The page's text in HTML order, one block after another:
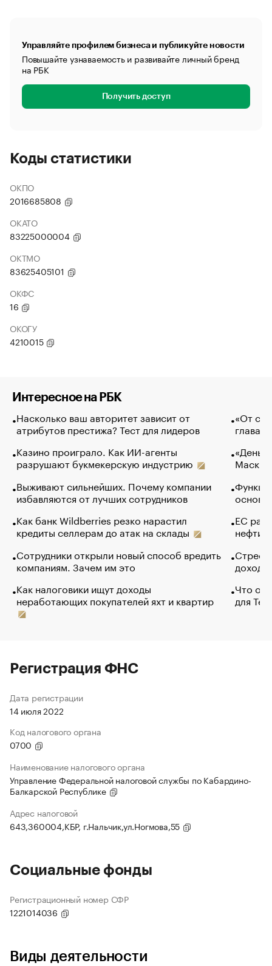
Управляйте профилем бизнеса и публикуйте новости
Повышайте узнаваемость и развивайте личный бренд
на РБК
Получить доступ
Коды статистики
ОКПО
2016685808
ОКАТО
83225000004
ОКТМО
83625405101
ОКФС
16
ОКОГУ
4210015
Интересное на РБК
Насколько ваш авторитет зависит от
атрибутов престижа? Тест для лидеров
Казино проиграло. Как ИИ-агенты
разрушают букмекерскую индустрию
Выживают сильнейших. Почему компании
избавляются от лучших сотрудников
Как банк Wildberries резко нарастил
кредиты селлерам до атак на склады
Сотрудники открыли новый способ вредить
компаниям. Зачем им это
Как налоговики ищут доходы
неработающих покупателей яхт и квартир
«От
глава
Маск в
основ
ЕС
нефти
Что
для
Регистрация ФНС
Дата регистрации
14 июля 2022
Код налогового органа
0700
Наименование налогового органа
Управление Федеральной налоговой службы по Кабардино-
Балкарской Республике
Адрес налоговой
643,360004,КБР, г.Нальчик,ул.Ногмова,55
Социальные фонды
Регистрационный номер СФР
1221014036
Виды деятельности